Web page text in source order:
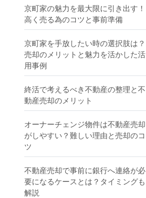
京町家の魅力を最大限に引き出す！
高く売る為のコツと事前準備
京町家を手放したい時の選択肢は？
売却のメリットと魅力を活かした活
用事例
終活で考えるべき不動産の整理と不
動産売却のメリット
オーナーチェンジ物件は不動産売却
がしやすい？難しい理由と売却のコ
ツ
不動産売却で事前に銀行へ連絡が必
要になるケースとは？タイミングも
解説